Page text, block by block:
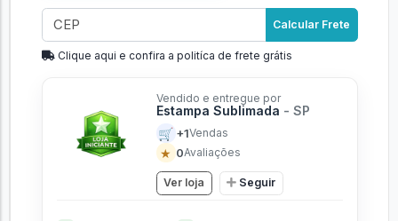
Calcular Frete
Clique aqui e confira a politíca de frete grátis
Vendido e entregue por
Estampa Sublimada - SP
🛒 +1Vendas
★ 0Avaliações
Ver loja Seguir